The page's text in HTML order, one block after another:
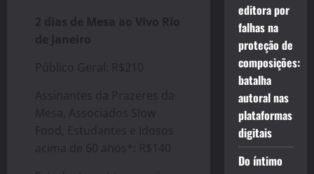
2 dias de Mesa ao Vivo Rio
de Janeiro
Público Geral: R$210
Assinantes da Prazeres da
Mesa, Associados Slow
Food, Estudantes e Idosos
acima de 60 anos*: R$140
editora por
falhas na
proteção de
composições:
batalha
autoral nas
plataformas
digitais
Do íntimo